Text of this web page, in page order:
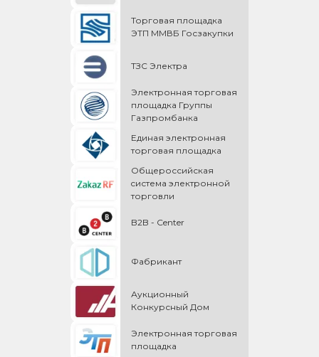
Торговая площадка
ЭТП ММВБ Госзакупки
ТЗС Электра
Электронная торговая
площадка Группы
Газпромбанка
Единая электронная
торговая площадка
Общероссийская
cистема электронной
торговли
B2B - Center
Фабрикант
Аукционный
Конкурсный Дом
Электронная торговая
площадка